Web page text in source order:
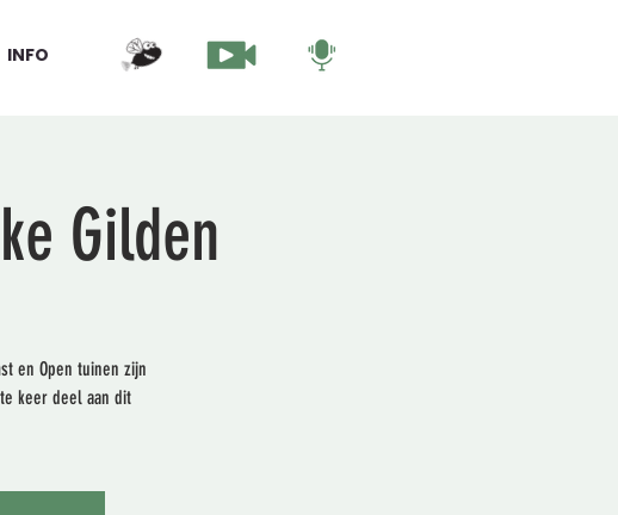
INFO
Gilden
en Open tuinen zijn
keer deel aan dit